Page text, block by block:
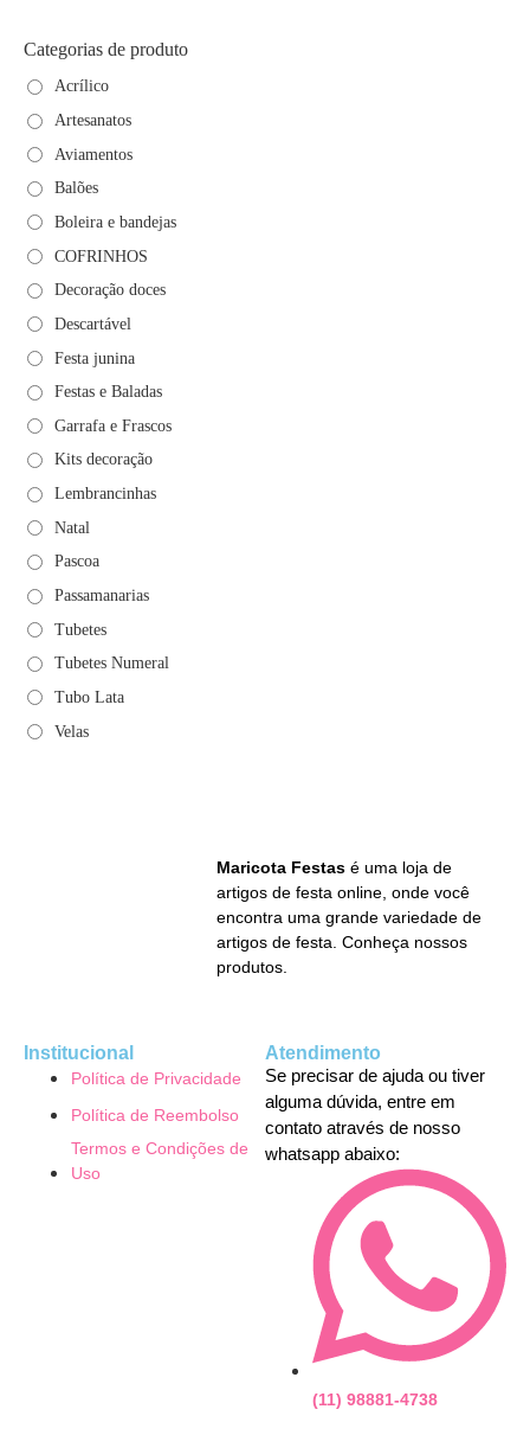
Categorias de produto
Acrílico
Artesanatos
Aviamentos
Balões
Boleira e bandejas
COFRINHOS
Decoração doces
Descartável
Festa junina
Festas e Baladas
Garrafa e Frascos
Kits decoração
Lembrancinhas
Natal
Pascoa
Passamanarias
Tubetes
Tubetes Numeral
Tubo Lata
Velas
Maricota Festas é uma loja de
artigos de festa online, onde você
encontra uma grande variedade de
artigos de festa. Conheça nossos
produtos.
Institucional
Política de Privacidade
Política de Reembolso
Termos e Condições de
Uso
Atendimento
Se precisar de ajuda ou tiver
alguma dúvida, entre em
contato através de nosso
whatsapp abaixo:
(11) 98881-4738